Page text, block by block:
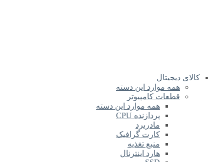
کالای دیجیتال
همه موارد این دسته
قطعات کامپیوتر
همه موارد این دسته
پردازنده CPU
مادربرد
کارت گرافیک
منبع تغذیه
هارد اینترنال